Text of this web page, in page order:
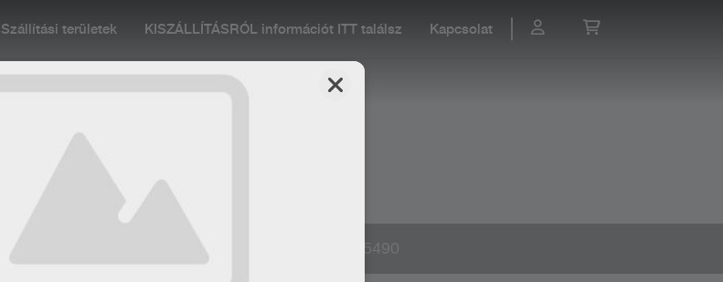
Szállítási területek KISZÁLLÍTÁSRÓL információt ITT találsz Kapcsolat
Rendelés: Zárva. Nyitás: Ma 09:00